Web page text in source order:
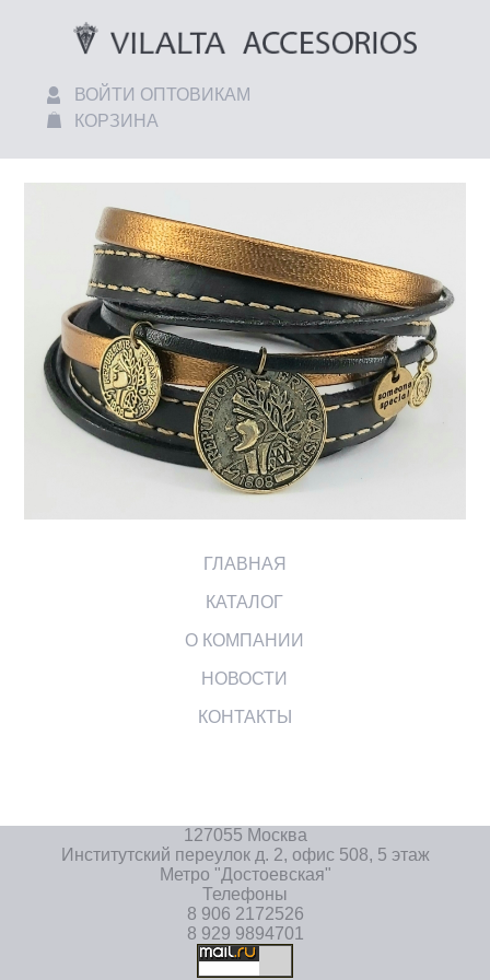
ВОЙТИ ОПТОВИКАМ
КОРЗИНА
ГЛАВНАЯ
КАТАЛОГ
О КОМПАНИИ
НОВОСТИ
КОНТАКТЫ
127055 Москва
Институтский переулок д. 2, офис 508, 5 этаж
Метро "Достоевская"
Телефоны
8 906 2172526
8 929 9894701